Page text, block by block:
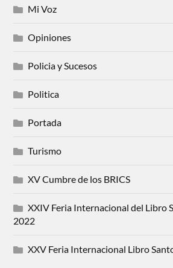
Mi Voz
Opiniones
Policia y Sucesos
Politica
Portada
Turismo
XV Cumbre de los BRICS
XXIV Feria Internacional del Libro
2022
XXV Feria Internacional Libro